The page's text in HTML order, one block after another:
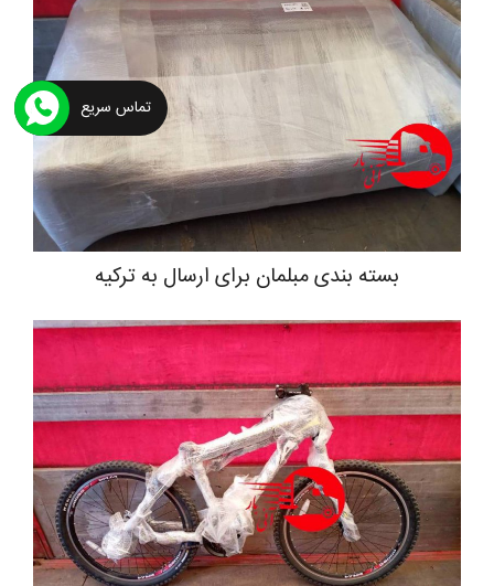
بسته بندی مبلمان برای ارسال به ترکیه
تماس سریع